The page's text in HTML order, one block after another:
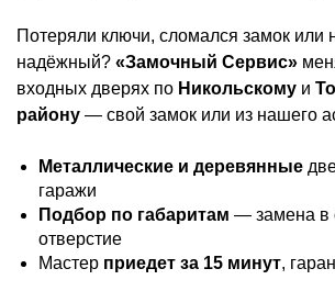
Потеряли ключи, сломался замок или
надёжный? «Замочный Сервис»
входных дверях по Никольскому и
району — свой замок или из нашего
Металлические и деревянные
гаражи
Подбор по габаритам — замена в
отверстие
Мастер приедет за 15 минут,